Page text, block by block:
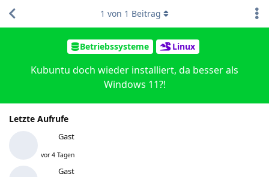
Betriebssysteme Linux
Kubuntu doch wieder installiert, da besser als
Windows 11?!
Letzte Aufrufe
Gast
vor 4 Tagen
Gast
1 von 1 Beitrag